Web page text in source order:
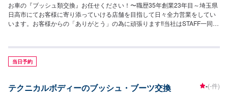
お車の『ブッシュ類交換』お任せください！〜職歴35年創業23年目～埼玉県
日高市にてお客様に寄り添っていける店舗を目指して日々全力営業をしてい
います。お客様からの「ありがとう」の為に頑張ります‼当社はSTAFF一同、
お客様は車種情報・車検証・パーツの詳細をオファー送信時にお送りくださ
い。【1】オファーにてお問い合わせ【2】ご入庫・お見積り【3】お見積り
にご納得いただければ作業開始【4】仕上がり次第納車<代車について>自費
ル貸出も行っております。お気軽にご相談下さい。※代車の燃料代はお客様に
当日予約
テクニカルボディーのブッシュ・ブーツ交換 -(-件)